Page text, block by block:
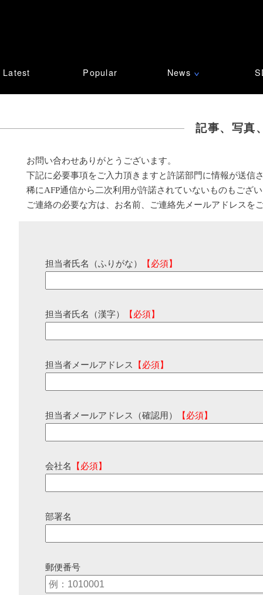
Latest Popular News ∨
記事、写真
お問い合わせありがとうございます。
下記に必要事項をご入力頂きますと許諾部門に情報が送信
稀にAFP通信から二次利用が許諾されていないものもござ
ご連絡の必要な方は、お名前、ご連絡先メールアドレスを
担当者氏名（ふりがな） 【必須】
担当者氏名（漢字） 【必須】
担当者メールアドレス 【必須】
担当者メールアドレス（確認用） 【必須】
会社名 【必須】
部署名
郵便番号